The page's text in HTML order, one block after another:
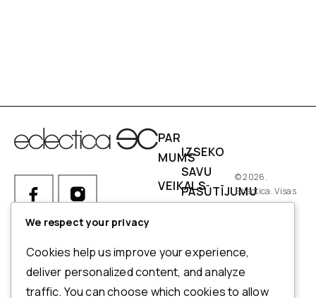
Ja Jums ir kādi jautājumi par
pasūtījumu, produktiem vai
mūsu pakalpojumiem,
PAR
MUMS
VEIKALS
IZSEKO
SAVU
PASŪTĪJUMU
NORĒĶINI
© 2026.
Eclectica. Visas
tiesības
We respect your privacy
Cookies help us improve your experience,
deliver personalized content, and analyze
traffic. You can choose which cookies to allow